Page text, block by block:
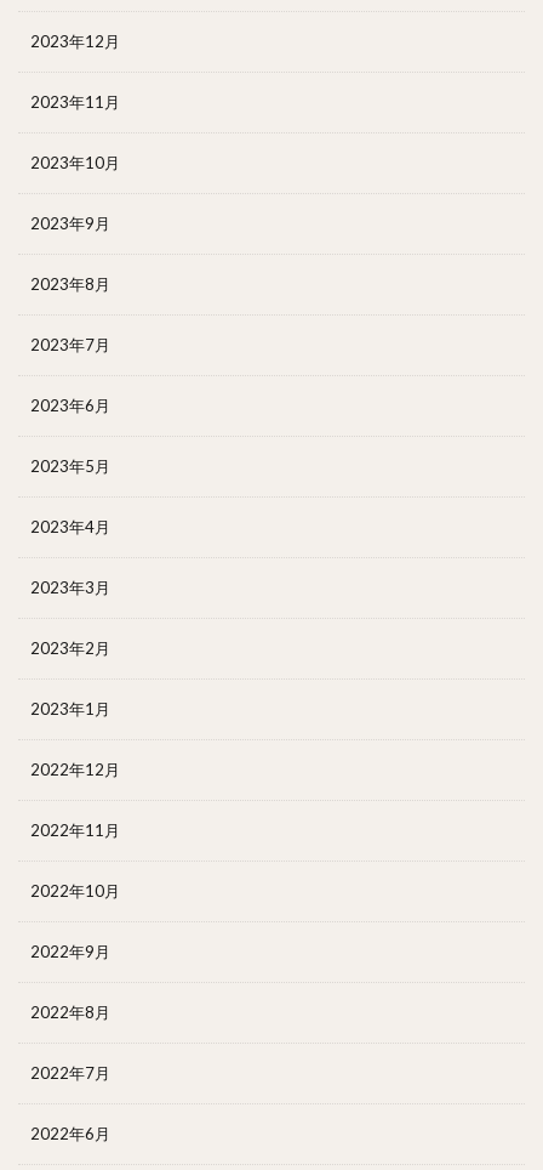
2023年12月
2023年11月
2023年10月
2023年9月
2023年8月
2023年7月
2023年6月
2023年5月
2023年4月
2023年3月
2023年2月
2023年1月
2022年12月
2022年11月
2022年10月
2022年9月
2022年8月
2022年7月
2022年6月